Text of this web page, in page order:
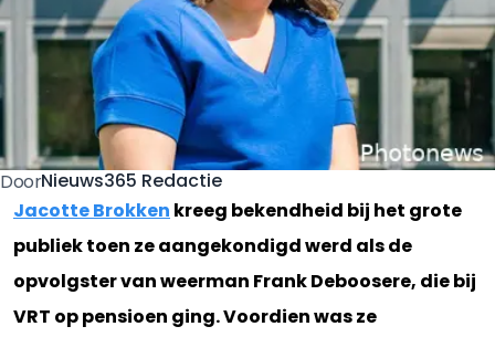
DoorNieuws365 Redactie
Jacotte Brokken kreeg bekendheid bij het grote
publiek toen ze aangekondigd werd als de
opvolgster van weerman Frank Deboosere, die bij
VRT op pensioen ging. Voordien was ze